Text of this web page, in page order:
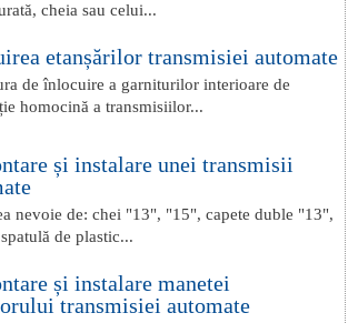
cheia sau celui...
etanșărilor transmisiei automate
de înlocuire a garniturilor interioare de
homocină a transmisiilor...
și instalare unei transmisii
nevoie de: chei "13", "15", capete duble "13",
de plastic...
și instalare manetei
transmisiei automate